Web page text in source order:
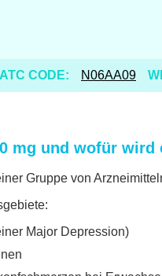
ATC CODE: N06AA09
mg und wofür wird
Gruppe von
Major Depression)